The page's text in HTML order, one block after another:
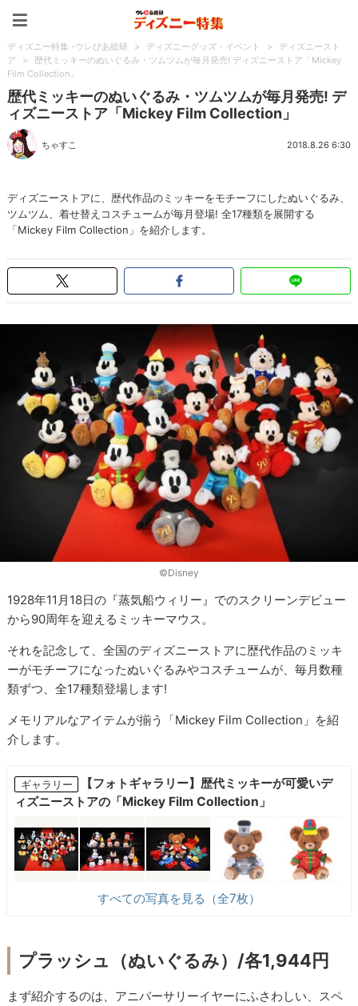
ディズニー特集 -ウレぴあ総研 > ディズニーグッズ・イベント >
ディズニースト
ア
>
歴代ミッキーのぬいぐるみ・ツムツムが毎月発売! ディズニーストア「Mickey
Film Collection」
歴代ミッキーのぬいぐるみ・ツムツムが毎月発売! デ
ィズニーストア「Mickey Film Collection」
ちゃすこ 2018.8.26 6:30
ディズニーストアに、歴代作品のミッキーをモチーフにしたぬいぐるみ、
ツムツム、着せ替えコスチュームが毎月登場! 全17種類を展開する
「Mickey Film Collection」を紹介します。
©Disney
1928年11月18日の『蒸気船ウィリー』でのスクリーンデビュー
から90周年を迎えるミッキーマウス。
それを記念して、全国のディズニーストアに歴代作品のミッキ
ーがモチーフになったぬいぐるみやコスチュームが、毎月数種
類ずつ、全17種類登場します!
メモリアルなアイテムが揃う「Mickey Film Collection」を紹
介します。
ギャラリー
【フォトギャラリー】歴代ミッキーが可愛いデ
ィズニーストアの「Mickey Film Collection」
すべての写真を見る（全7枚）
プラッシュ（ぬいぐるみ）/各1,944円
まず紹介するのは、アニバーサリーイヤーにふさわしい、スペ